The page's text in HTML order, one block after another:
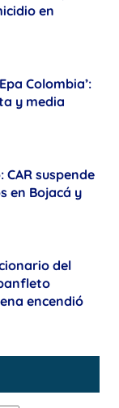
en
Colombia’:
y media
suspende
en Bojacá y
del
encendió